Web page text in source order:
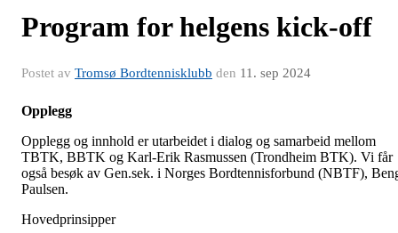
Program for helgens kick-off
Postet av Tromsø Bordtennisklubb den 11. sep 2024
Opplegg
Opplegg og innhold er utarbeidet i dialog og samarbeid mellom
TBTK, BBTK og Karl-Erik Rasmussen (Trondheim BTK). Vi får
også besøk av Gen.sek. i Norges Bordtennisforbund (NBTF),
Paulsen.
Hovedprinsipper